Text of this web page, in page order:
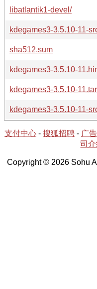
libatlantik1-devel/
kdegames3-3.5.10-11-
sha512.sum
kdegames3-3.5.10-
kdegames3-3.5.10-
kdegames3-3.5.10-11-
支付中心 - 搜狐招聘 - 广
司
Copyright © 2026 Sohu